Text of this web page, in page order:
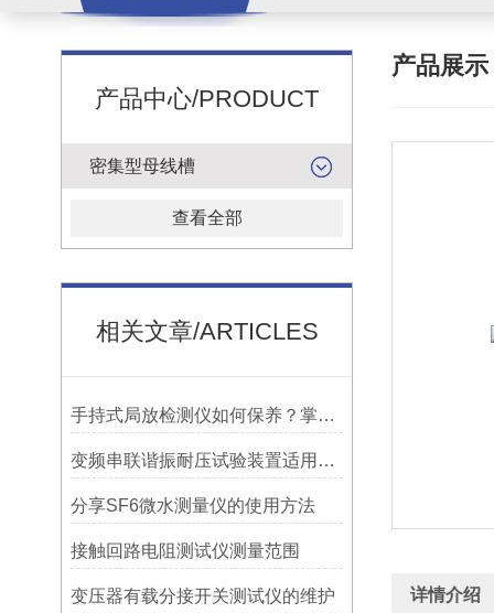
产品中心/PRODUCT
密集型母线槽
查看全部
相关文章/ARTICLES
手持式局放检测仪如何保养？掌握这几点
变频串联谐振耐压试验装置适用于大型发电机组
分享SF6微水测量仪的使用方法
接触回路电阻测试仪测量范围
变压器有载分接开关测试仪的维护
产品展示
详情介绍